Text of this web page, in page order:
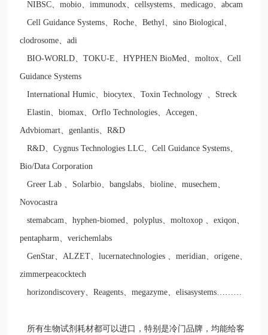
NIBSC 、mobio 、immunodx 、cellsystems 、medicago 、abcam
Cell Guidance Systems 、Roche 、Bethyl 、sino Biological
clodrosome 、adi
BIO-WORLD 、TOKU-E 、HYPHEN BioMed 、moltox 、Cell
Guidance Systems
International Humic 、biocytex 、Toxin Technology
Streck
Elastin 、biomax 、Orflo Technologies Accegen
Advbiomart 、genlantis 、R&D
R&D 、Cygnus Technologies LLC 、Cell Guidance Systems
Bio/Data Corporation
Greer Lab
Solarbio 、bangslabs 、bioline 、musechem
Novocastra
stemabcam 、hyphen-biomed 、polyplus 、moltoxop 、exiqon
pentapharm 、verichemlabs
GenStar
ALZET 、lucernatechnologies 、meridian 、origene
zimmerpeacocktech
horizondiscovery 、Reagents 、megazyme 、elisasystems………
所有生物试剂耗材都可以进口，特别是冷门品牌，均能给客